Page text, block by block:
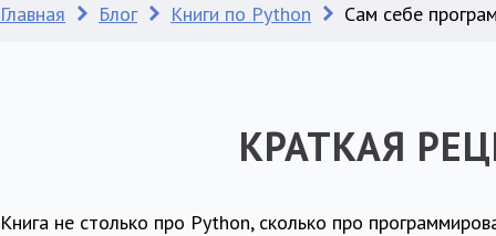
Главная Блог Книги по Python Сам себе
КРАТКАЯ
Книга не столько про Python, сколько про